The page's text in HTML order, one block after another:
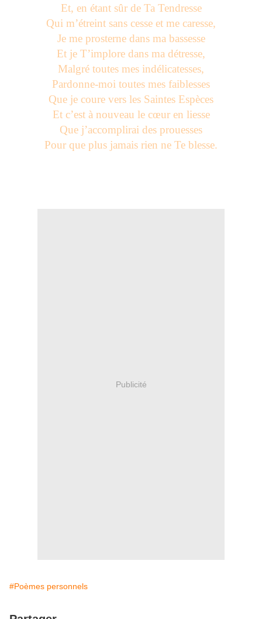
Et, en étant sûr de Ta Tendresse
Qui m’étreint sans cesse et me caresse,
Je me prosterne dans ma bassesse
Et je T’implore dans ma détresse,
Malgré toutes mes indélicatesses,
Pardonne-moi toutes mes faiblesses
Que je coure vers les Saintes Espèces
Et c’est à nouveau le cœur en liesse
Que j’accomplirai des prouesses
Pour que plus jamais rien ne Te blesse.
Publicité
#Poèmes personnels